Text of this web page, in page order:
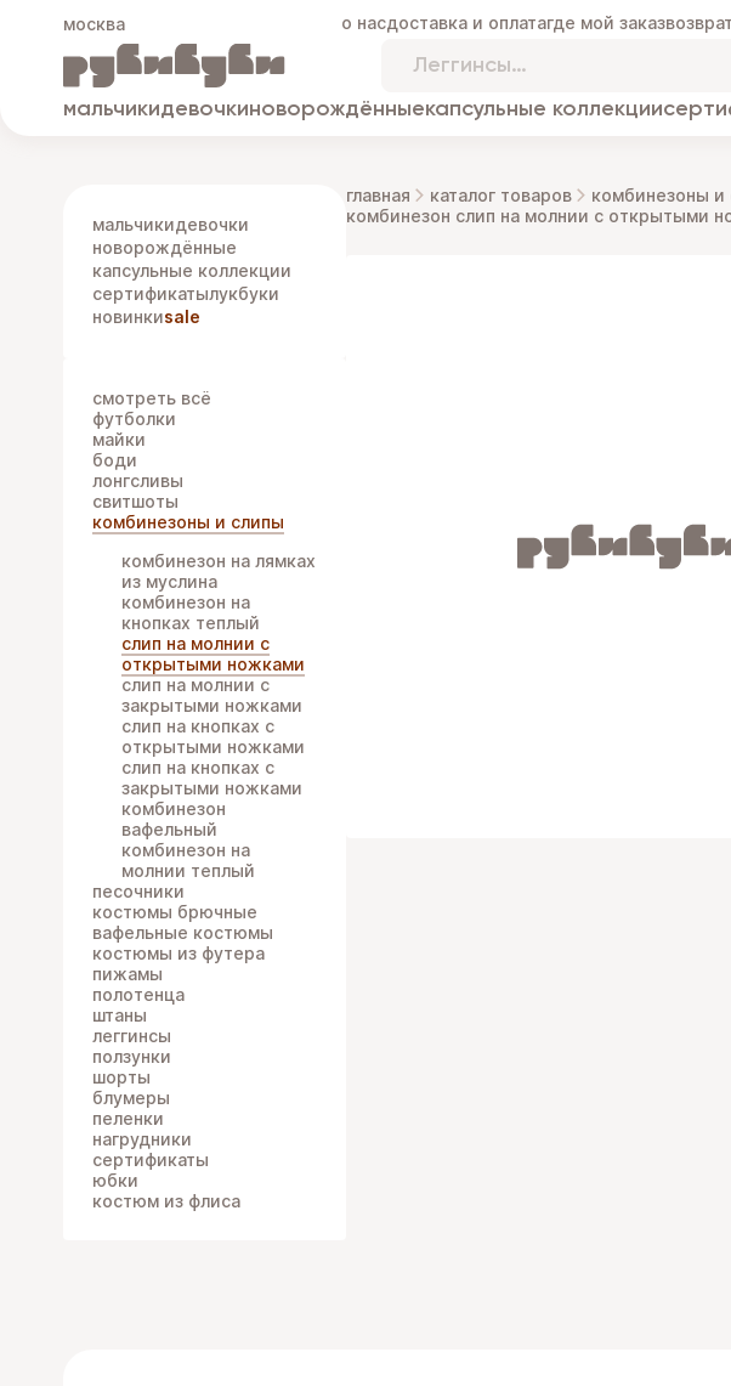
москва о насдоставка и оплатагде мой заказвозврат
мальчикидевочкиноворождённыекапсульные коллекции
мальчикидевочки
новорождённые
капсульные коллекции
сертификатылукбуки
новинкиsale
смотреть всё
футболки
майки
боди
лонгсливы
свитшоты
комбинезоны и слипы
комбинезон на лямках
из муслина
комбинезон на
кнопках теплый
слип на молнии с
открытыми ножками
слип на молнии с
закрытыми ножками
слип на кнопках с
открытыми ножками
слип на кнопках с
закрытыми ножками
комбинезон
вафельный
комбинезон на
молнии теплый
песочники
костюмы брючные
вафельные костюмы
костюмы из футера
пижамы
полотенца
штаны
леггинсы
ползунки
шорты
блумеры
пеленки
нагрудники
сертификаты
юбки
костюм из флиса
главная каталог товаров комбинезоны и
комбинезон слип на молнии с открытыми